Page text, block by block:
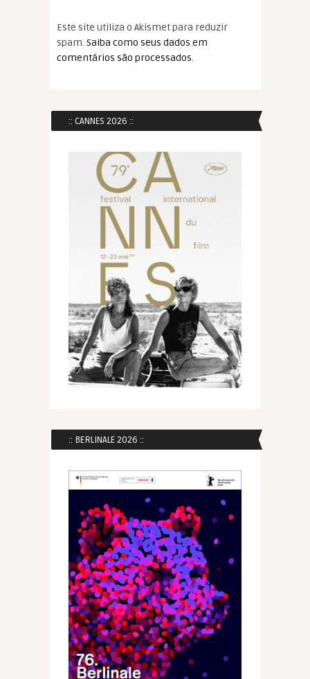
Este site utiliza o Akismet para reduzir
spam. Saiba como seus dados em
comentários são processados.
:: CANNES 2026 ::
:: BERLINALE 2026 ::